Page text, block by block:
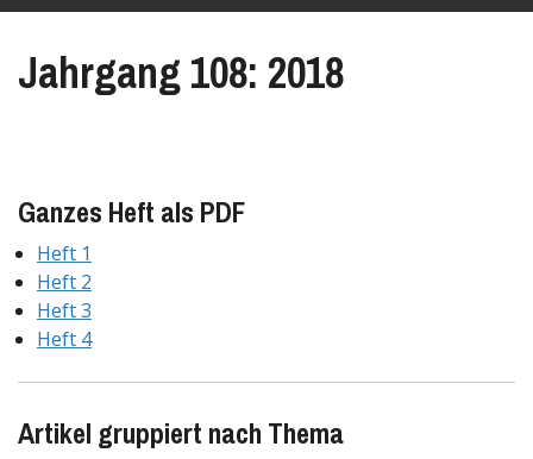
Jahrgang 108: 2018
Ganzes Heft als PDF
Heft 1
Heft 2
Heft 3
Heft 4
Artikel gruppiert nach Thema